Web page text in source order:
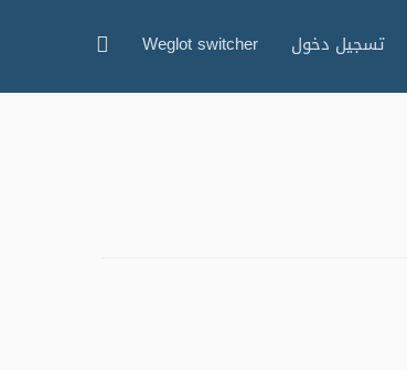
تسجيل دخول Weglot switcher البحث